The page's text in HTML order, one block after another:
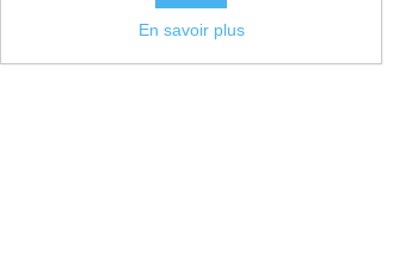
En savoir plus